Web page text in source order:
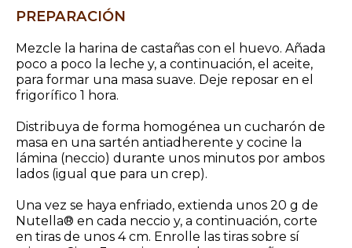
PREPARACIÓN
Mezcle la harina de castañas con el huevo. Añada
poco a poco la leche y, a continuación, el aceite,
para formar una masa suave. Deje reposar en el
frigorífico 1 hora.
Distribuya de forma homogénea un cucharón de
masa en una sartén antiadherente y cocine la
lámina (neccio) durante unos minutos por ambos
lados (igual que para un crep).
Una vez se haya enfriado, extienda unos 20 g de
Nutella® en cada neccio y, a continuación, corte
en tiras de unos 4 cm. Enrolle las tiras sobre sí